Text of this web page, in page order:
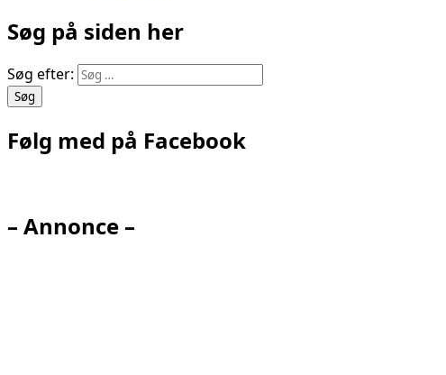
Søg på siden her
Søg efter:
Følg med på Facebook
– Annonce –